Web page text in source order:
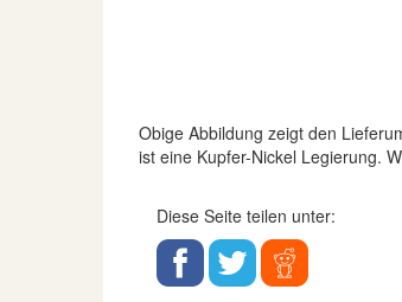
Obige Abbildung zeigt den
ist eine Kupfer-Nickel Legierung.
Diese Seite teilen unter: